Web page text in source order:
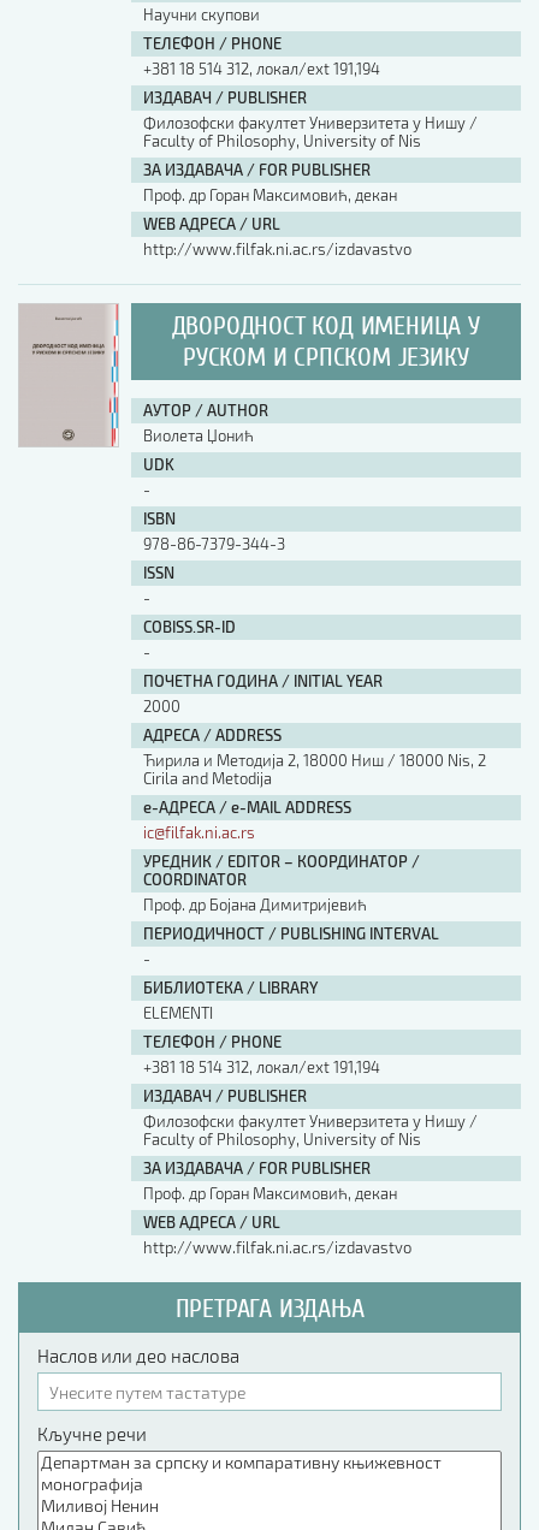
Научни скупови
ТЕЛЕФОН / PHONE
+381 18 514 312, локал/ext 191,194
ИЗДАВАЧ / PUBLISHER
Филозофски факултет Универзитета у Нишу /
Faculty of Philosophy, University of Nis
ЗА ИЗДАВАЧА / FOR PUBLISHER
Проф. др Горан Максимовић, декан
WEB АДРЕСА / URL
http://www.filfak.ni.ac.rs/izdavastvo
ДВОРОДНОСТ КОД ИМЕНИЦА У
РУСКОМ И СРПСКОМ ЈЕЗИКУ
АУТОР / AUTHOR
Виолета Џонић
UDK
-
ISBN
978-86-7379-344-3
ISSN
-
COBISS.SR-ID
-
ПОЧЕТНА ГОДИНА / INITIAL YEAR
2000
АДРЕСА / ADDRESS
Ћирила и Методија 2, 18000 Ниш / 18000 Nis, 2
Cirila and Metodija
е-АДРЕСА / e-MAIL ADDRESS
ic@filfak.ni.ac.rs
УРЕДНИК / EDITOR – КООРДИНАТОР /
COORDINATOR
Проф. др Бојана Димитријевић
ПЕРИОДИЧНОСТ / PUBLISHING INTERVAL
-
БИБЛИОТЕКА / LIBRARY
ЕLEMENTI
ТЕЛЕФОН / PHONE
+381 18 514 312, локал/ext 191,194
ИЗДАВАЧ / PUBLISHER
Филозофски факултет Универзитета у Нишу /
Faculty of Philosophy, University of Nis
ЗА ИЗДАВАЧА / FOR PUBLISHER
Проф. др Горан Максимовић, декан
WEB АДРЕСА / URL
http://www.filfak.ni.ac.rs/izdavastvo
ПРЕТРАГА ИЗДАЊА
Наслов или део наслова
Кључне речи